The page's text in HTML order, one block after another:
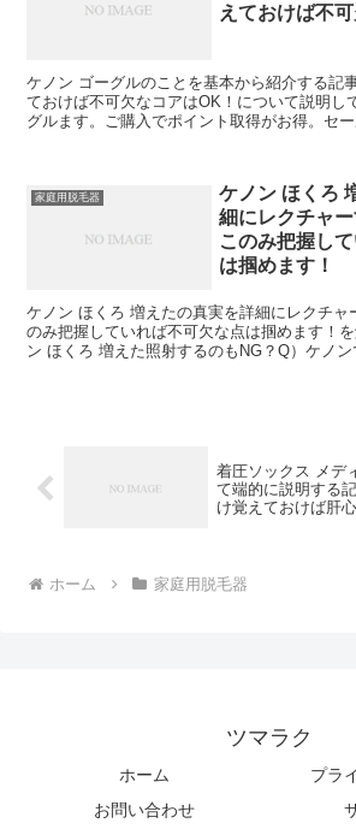
えておけば不
ケノン ゴーグルのことを基本から紹介する記
ておけば不可欠なコアはOK！について説明し
グルます。ご購入でポイント取得がお得。セ
家庭用脱毛器
ケノン ほくろ
細にレクチャ
このみ把握し
は掴めます！
ケノン ほくろ 増えたの真実を詳細にレクチャ
のみ把握していれば不可欠な点は掴めます！
ン ほくろ 増えた照射するのもNG？Q）ケノン
着圧ソックス メデ
て端的に説明する
け覚えておけば肝
ホーム 家庭用脱毛器
ツマラク
ホーム
プラ
お問い合わせ